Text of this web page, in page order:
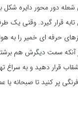
دور محور دایره شکل
قرار گیرد. وقتی یک
حرفه ای خمیر را به
آنکه سمت دیگرش هم
قرار دهید و به سراغ
پر کنید تا صبحانه یا